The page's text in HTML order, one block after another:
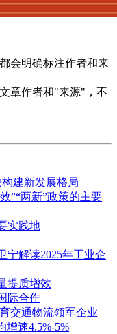
会明确标注作者和来
章作者和"来源"，不
建新发展格局
”“两新”政策的主要
实践地
宁解读2025年工业企
提质增效
际合作
交通物流领军企业
增速4.5%-5%